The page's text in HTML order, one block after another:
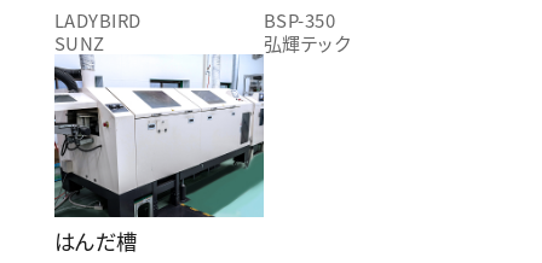
LADYBIRD
SUNZ
BSP-350
弘輝テック
はんだ槽